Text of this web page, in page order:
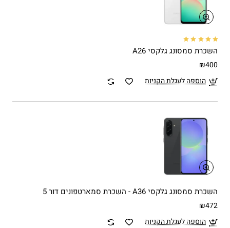
השכרת סמסונג גלקסי A26
₪400
הוספה לעגלת הקניות
השכרת סמסונג גלקסי A36 - השכרת סמארטפונים דור 5
₪472
הוספה לעגלת הקניות